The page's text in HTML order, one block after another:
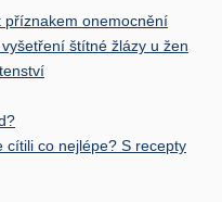
onemocnění
štítné žlázy u žen
cítili co nejlépe? S recepty